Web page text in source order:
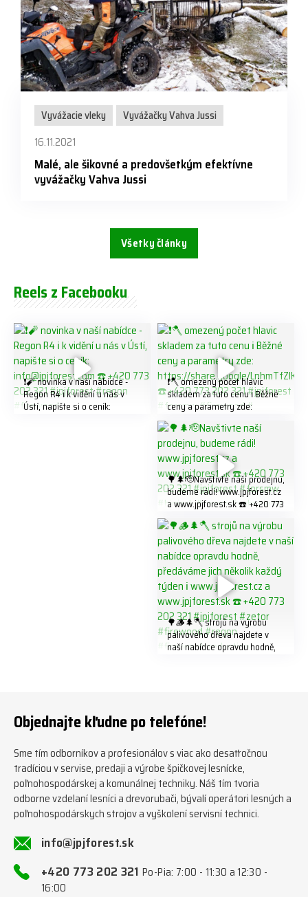
Vyvážacie vleky
Vyvážačky Vahva Jussi
16.11.2021
Malé, ale šikovné a predovšetkým efektívne
vyvážačky Vahva Jussi
Všetky články
Reels z Facebooku
❗️🧨 novinka v naší nabídce -
Regon R4 ℹ️ k vidění u nás v
Ústí, napište si o ceník:
❗️🪓 omezený počet hlavic
skladem za tuto cenu ℹ️ Běžné
ceny a parametry zde:
K8W5t7i6o ☎️ +420 773 202
321 #jpjforest #forsmw
#firewood #
🌳🌲🫡Navštivte naší prodejnu,
budeme rádi! www.jpjforest.cz
a www.jpjforest.sk ☎️ +420 773
#biojack #regon #vahvajussi
🌳🪵🌲🪓 strojů na výrobu
palivového dřeva najdete v
naší nabídce opravdu hodně,
#firewoodproduction
Objednajte kľudne po telefóne!
Sme tím odborníkov a profesionálov s viac ako desaťročnou
tradíciou v servise, predaji a výrobe špičkovej lesnícke,
poľnohospodárskej a komunálnej techniky. Náš tím tvoria
odborne vzdelaní lesníci a drevorubači, bývalí operátori lesných a
poľnohospodárskych strojov a vyškolení servisní technici.
info@jpjforest.sk
+420 773 202 321Po-Pia: 7:00 - 11:30 a 12:30 -
16:00